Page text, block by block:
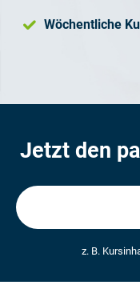
Wöchentliche
Jetzt den
z. B.